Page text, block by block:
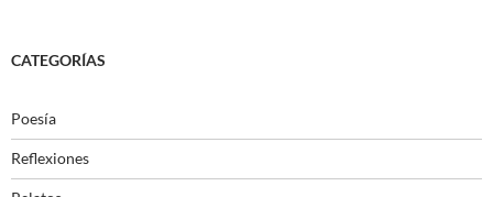
CATEGORÍAS
Poesía
Reflexiones